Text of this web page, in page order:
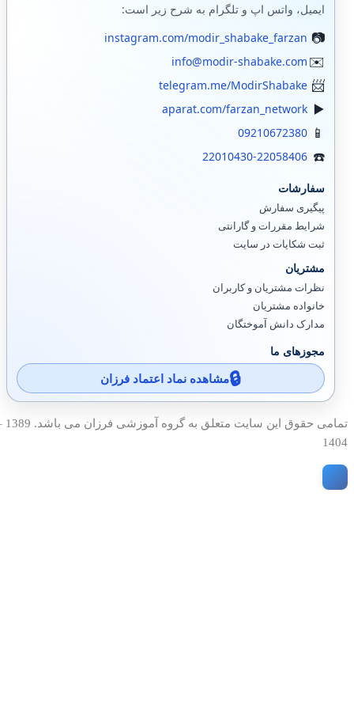
ایمیل، واتس اپ و تلگرام به شرح زیر است:
instagram.com/modir_shabake_farzan
info@modir-shabake.com
telegram.me/ModirShabake
aparat.com/farzan_network
09210672380
22010430-22058406
سفارشات
پیگیری سفارش
شرایط مقررات و گارانتی
ثبت شکایات در سایت
مشتریان
نظرات مشتریان و کاربران
خانواده مشتریان
مدارک دانش آموختگان
مجوزهای ما
مشاهده نماد اعتماد فرزان
تمامی حقوق این
1404